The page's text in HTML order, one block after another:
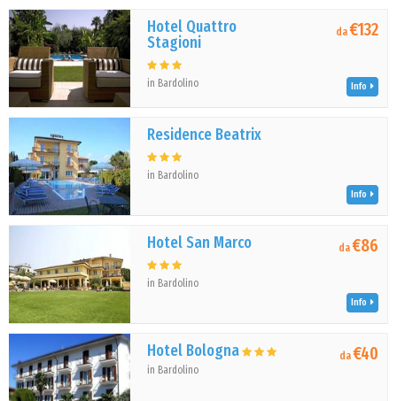
Hotel Quattro
Stagioni
in Bardolino
da€132
Info
Residence Beatrix
in Bardolino
Info
Hotel San Marco
in Bardolino
da€86
Info
Hotel Bologna
in Bardolino
da€40